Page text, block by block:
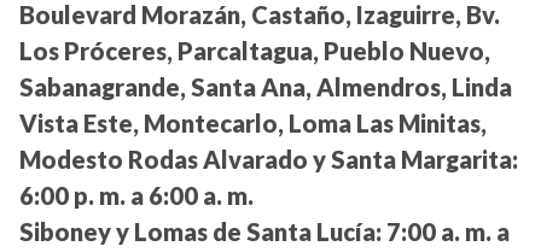
Boulevard Morazán, Castaño, Izaguirre, Bv.
Los Próceres, Parcaltagua, Pueblo Nuevo,
Sabanagrande, Santa Ana, Almendros, Linda
Vista Este, Montecarlo, Loma Las Minitas,
Modesto Rodas Alvarado y Santa Margarita:
6:00 p. m. a 6:00 a. m.
Siboney y Lomas de Santa Lucía: 7:00 a. m. a